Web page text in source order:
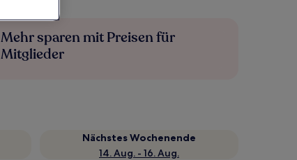
Mehr sparen mit Preisen für
Mitglieder
Nächstes Wochenende
14. Aug. - 16. Aug.